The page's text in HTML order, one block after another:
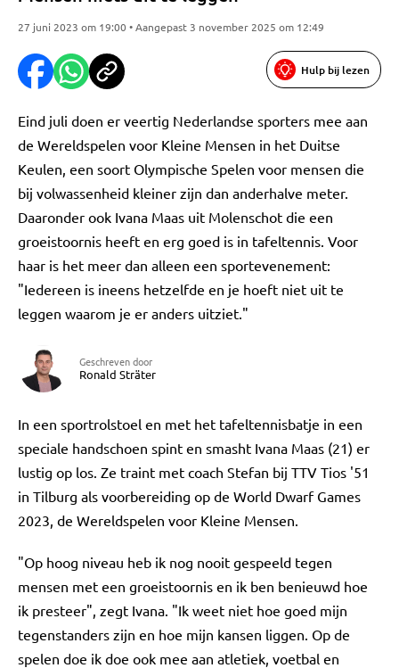
27 juni 2023 om 19:00 • Aangepast 3 november 2025 om 12:49
Hulp bij lezen
Eind juli doen er veertig Nederlandse sporters mee aan
de Wereldspelen voor Kleine Mensen in het Duitse
Keulen, een soort Olympische Spelen voor mensen die
bij volwassenheid kleiner zijn dan anderhalve meter.
Daaronder ook Ivana Maas uit Molenschot die een
groeistoornis heeft en erg goed is in tafeltennis. Voor
haar is het meer dan alleen een sportevenement:
"Iedereen is ineens hetzelfde en je hoeft niet uit te
leggen waarom je er anders uitziet."
Geschreven door
Ronald Sträter
In een sportrolstoel en met het tafeltennisbatje in een
speciale handschoen spint en smasht Ivana Maas (21) er
lustig op los. Ze traint met coach Stefan bij TTV Tios '51
in Tilburg als voorbereiding op de World Dwarf Games
2023, de Wereldspelen voor Kleine Mensen.
"Op hoog niveau heb ik nog nooit gespeeld tegen
mensen met een groeistoornis en ik ben benieuwd hoe
ik presteer", zegt Ivana. "Ik weet niet hoe goed mijn
tegenstanders zijn en hoe mijn kansen liggen. Op de
spelen doe ik doe ook mee aan atletiek, voetbal en